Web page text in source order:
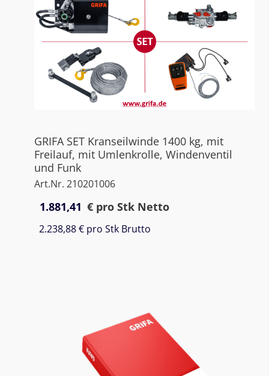
GRIFA SET Kranseilwinde 1400 kg, mit
Freilauf, mit Umlenkrolle, Windenventil
und Funk
Art.Nr. 210201006
1.881,41 € pro Stk Netto
2.238,88 € pro Stk Brutto